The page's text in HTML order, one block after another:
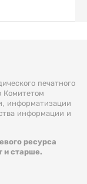
печатного
Комитетом
информатизации
информации и
ресурса
и старше.